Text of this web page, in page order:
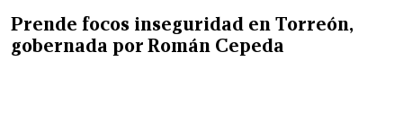
Prende focos inseguridad en Torreón,
gobernada por Román Cepeda